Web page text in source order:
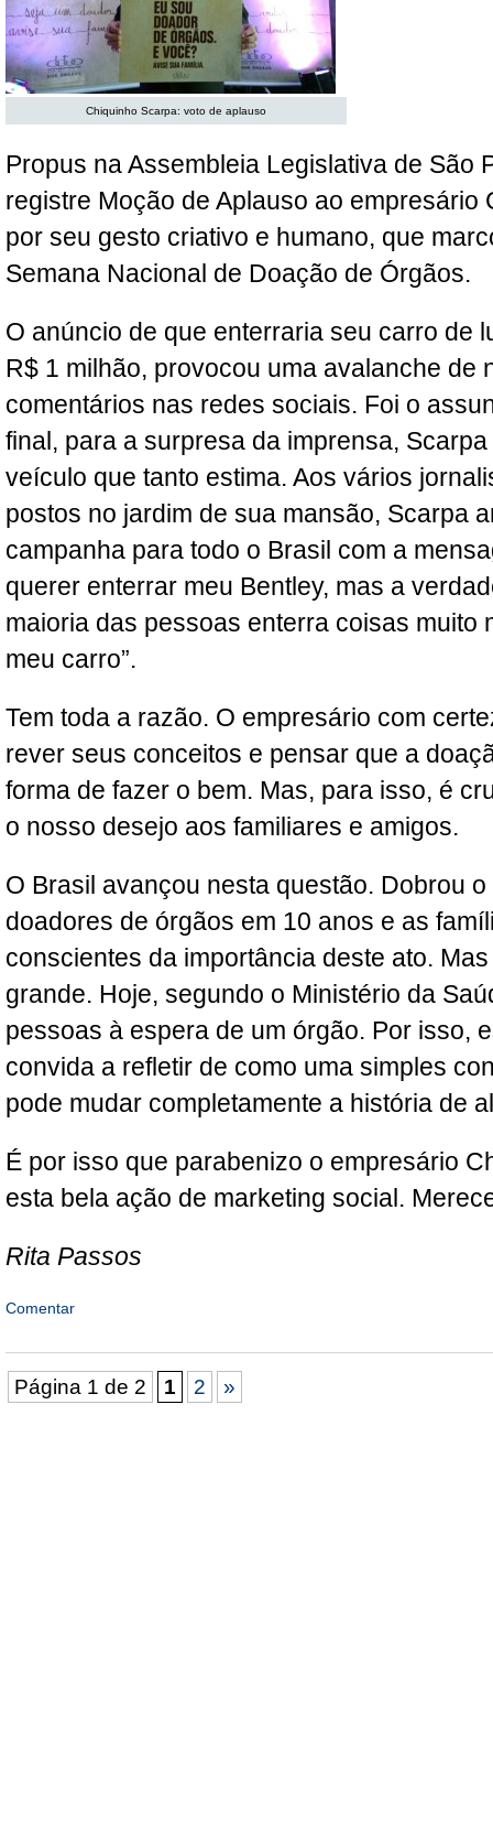
Chiquinho Scarpa: voto de aplauso
Propus na Assembleia Legislativa de São
registre Moção de Aplauso ao empresário
por seu gesto criativo e humano, que
Semana Nacional de Doação de Órgãos.
O anúncio de que enterraria seu carro de
R$ 1 milhão, provocou uma avalanche de
comentários nas redes sociais. Foi o
final, para a surpresa da imprensa,
veículo que tanto estima. Aos vários
postos no jardim de sua mansão, Scarpa
campanha para todo o Brasil com a
querer enterrar meu Bentley, mas a
maioria das pessoas enterra coisas muito
meu carro”.
Tem toda a razão. O empresário com
rever seus conceitos e pensar que a
forma de fazer o bem. Mas, para isso, é
o nosso desejo aos familiares e amigos.
O Brasil avançou nesta questão. Dobrou
doadores de órgãos em 10 anos e as
conscientes da importância deste ato.
grande. Hoje, segundo o Ministério da
pessoas à espera de um órgão. Por isso,
convida a refletir de como uma simples
pode mudar completamente a história de
É por isso que parabenizo o empresário
esta bela ação de marketing social.
Rita Passos
Comentar
Página 1 de 2 1 2 »